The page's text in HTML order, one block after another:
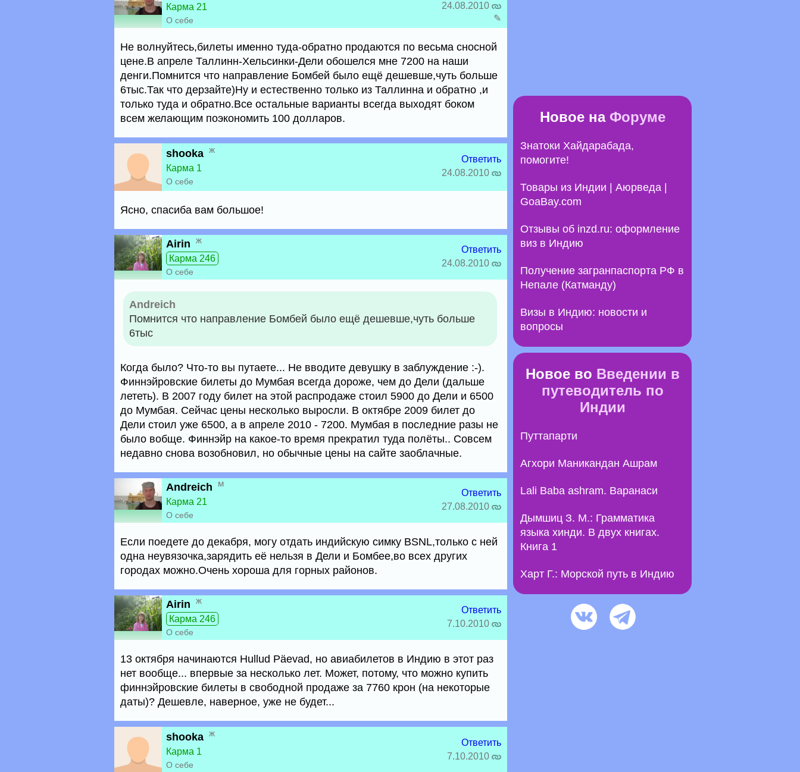
Карма 21
О себе
24.08.2010
✎
Не волнуйтесь,билеты именно туда-обратно продаются по весьма сносной
цене.В апреле Таллинн-Хельсинки-Дели обошелся мне 7200 на наши
денги.Помнится что направление Бомбей было ещё дешевше,чуть больше
6тыс.Так что дерзайте)Ну и естественно только из Таллинна и обратно ,и
только туда и обратно.Все остальные варианты всегда выходят боком
всем желающим поэкономить 100 долларов.
shooka ж
Карма 1
О себе
Ответить
24.08.2010
Ясно, спасиба вам большое!
Airin ж
Карма 246
О себе
Ответить
24.08.2010
Andreich
Помнится что направление Бомбей было ещё дешевше,чуть больше
6тыс
Когда было? Что-то вы путаете... Не вводите девушку в заблуждение :-).
Финнэйровские билеты до Мумбая всегда дороже, чем до Дели (дальше
лететь). В 2007 году билет на этой распродаже стоил 5900 до Дели и 6500
до Мумбая. Сейчас цены несколько выросли. В октябре 2009 билет до
Дели стоил уже 6500, а в апреле 2010 - 7200. Мумбая в последние разы не
было вобще. Финнэйр на какое-то время прекратил туда полёты.. Совсем
недавно снова возобновил, но обычные цены на сайте заоблачные.
Andreich
м
Карма 21
О себе
Ответить
27.08.2010
Если поедете до декабря, могу отдать индийскую симку BSNL,только с ней
одна неувязочка,зарядить её нельзя в Дели и Бомбее,во всех других
городах можно.Очень хороша для горных районов.
Airin ж
Карма 246
О себе
Ответить
7.10.2010
13 октября начинаются Hullud Päevad, но авиабилетов в Индию в этот раз
нет вообще... впервые за несколько лет. Может, потому, что можно купить
финнэйровские билеты в свободной продаже за 7760 крон (на некоторые
даты)? Дешевле, наверное, уже не будет...
shooka ж
Карма 1
О себе
Ответить
7.10.2010
Новое на Форуме
Знатоки Хайдарабада,
помогите!
Товары из Индии | Аюрведа |
GoaBay.com
Отзывы об inzd.ru: оформление
виз в Индию
Получение загранпаспорта РФ в
Непале (Катманду)
Визы в Индию: новости и
вопросы
Новое во Введении в
путеводитель по
Индии
Путтапарти
Агхори Маникандан Ашрам
Lali Baba ashram. Варанаси
Дымшиц З. М.: Грамматика
языка хинди. В двух книгах.
Книга 1
Харт Г.: Морской путь в Индию